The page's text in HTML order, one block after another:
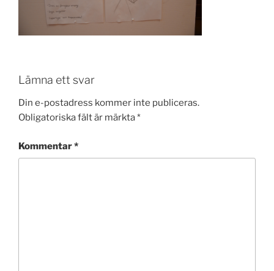
Lämna ett svar
Din e-postadress kommer inte publiceras.
Obligatoriska fält är märkta*
Kommentar*